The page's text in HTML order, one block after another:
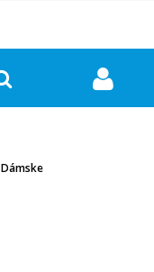
Dámske